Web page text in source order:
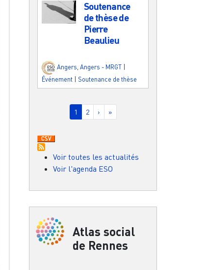
Soutenance
de thèse de
Pierre
Beaulieu
Angers Angers - MRGT
Événement | Soutenance de thèse
Pagination
Page courante
1 Page
2 Page suivante
› Dernière page
»
Voir toutes les actualités
Voir l'agenda ESO
Atlas social
de Rennes